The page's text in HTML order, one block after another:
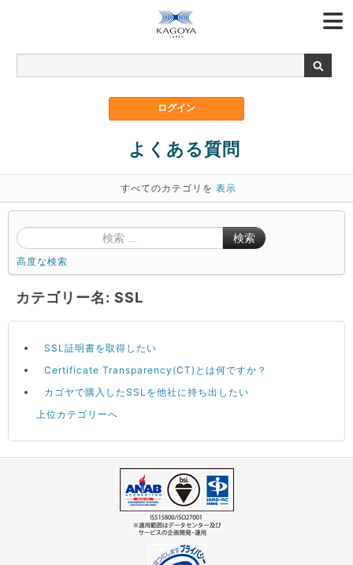
よくある質問
すべてのカテゴリを 表示
検索
高度な検索
カテゴリー名: SSL
SSL証明書を取得したい
Certificate Transparency(CT)とは何ですか？
カゴヤで購入したSSLを他社に持ち出したい
上位カテゴリーへ